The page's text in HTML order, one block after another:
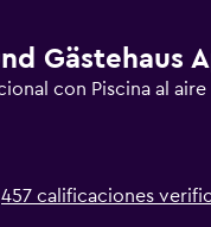
Gästehaus
con Piscina al
457 calificaciones